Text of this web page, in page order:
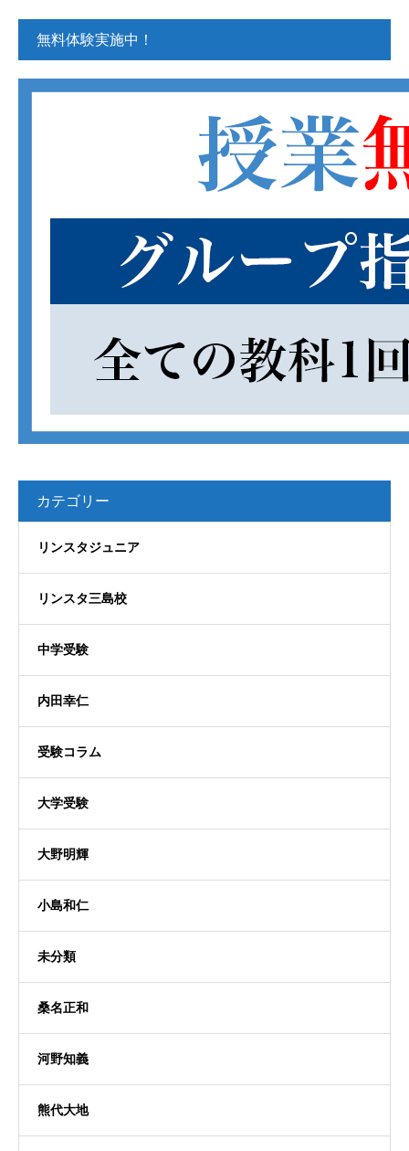
無料体験実施中！
カテゴリー
リンスタジュニア
リンスタ三島校
中学受験
内田幸仁
受験コラム
大学受験
大野明輝
小島和仁
未分類
桑名正和
河野知義
熊代大地